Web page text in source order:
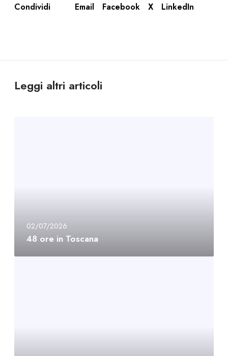
Condividi Email Facebook X LinkedIn
Leggi altri articoli
02/07/2026
48 ore in Toscana